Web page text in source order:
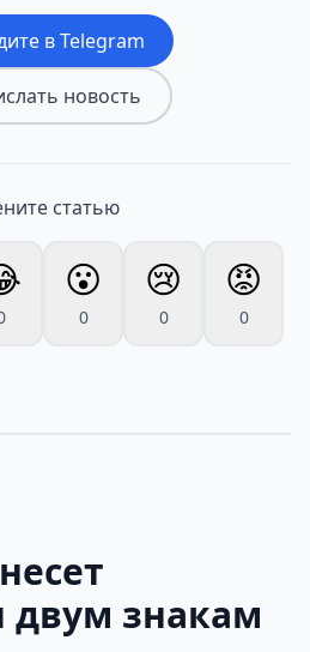
в Telegram
новость
статью
😮
0
😢
0
😡
0
двум знакам